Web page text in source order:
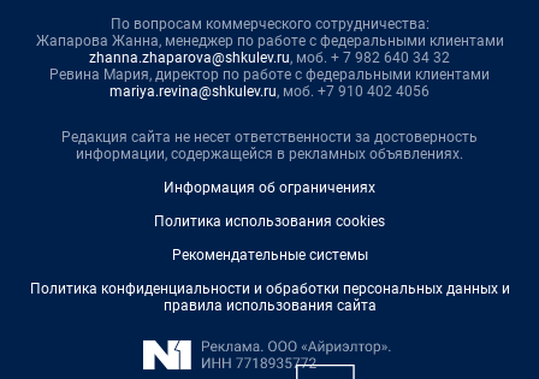
По вопросам коммерческого сотрудничества:
Жапарова Жанна, менеджер по работе с федеральными клиентами
zhanna.zhaparova@shkulev.ru, моб. + 7 982 640 34 32
Ревина Мария, директор по работе с федеральными клиентами
mariya.revina@shkulev.ru, моб. +7 910 402 4056
Редакция сайта не несет ответственности за достоверность
информации, содержащейся в рекламных объявлениях.
Информация об ограничениях
Политика использования cookies
Рекомендательные системы
Политика конфиденциальности и обработки персональных данных и
правила использования сайта